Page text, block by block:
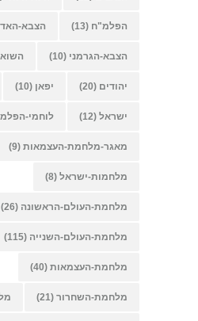
הפלמ"ח (13) הצבא-
הצבא-הגרמני (10)
יהודים (20) יפאן (10)
ישראל (12) לוחמי-
מאגר-מלחמת-העצמאות (9)
מלחמות-ישראל (8)
מלחמת-העולם-הראשונה (26)
מלחמת-העולם-השנייה (115)
מלחמת-העצמאות (40)
מלחמת-השחרור (21)